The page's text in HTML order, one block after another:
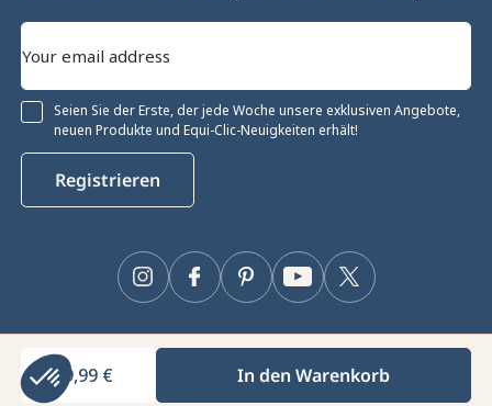
9,99 € In den Warenkorb
Seien Sie der Erste, der jede Woche unsere exklusiven Angebote,
neuen Produkte und Equi-Clic-Neuigkeiten erhält!
Registrieren
Facebook Twitter
YouTube
Pinterest
Instagram
Equiclic © 2026